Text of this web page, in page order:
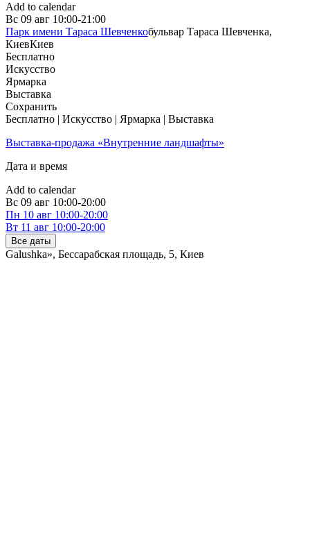
Add to calendar
Вс 09 авг 10:00-21:00
Парк имени Тараса Шевченкобульвар Тараса Шевченка,
КиевКиев
Бесплатно
Искусство
Ярмарка
Выставка
Сохранить
Бесплатно | Искусство | Ярмарка | Выставка
Выставка-продажа «Внутренние ландшафты»
Дата и время
Add to calendar
Вс 09 авг 10:00-20:00
Пн 10 авг 10:00-20:00
Вт 11 авг 10:00-20:00
Все даты
Galushka», Бессарабская площадь, 5, Киев